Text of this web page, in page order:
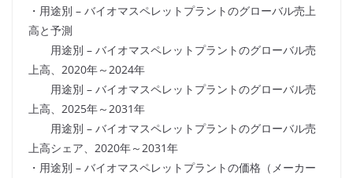
・用途別 – バイオマスペレットプラントのグローバル売上
高と予測
用途別 – バイオマスペレットプラントのグローバル売
上高、2020年～2024年
用途別 – バイオマスペレットプラントのグローバル売
上高、2025年～2031年
用途別 – バイオマスペレットプラントのグローバル売
上高シェア、2020年～2031年
・用途別 – バイオマスペレットプラントの価格（メーカー